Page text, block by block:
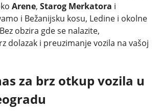
Arene, Starog Merkatora i
i Bežanijsku kosu, Ledine i okolne
obzira gde se nalazite,
dolazak i preuzimanje vozila na vašoj
za brz otkup vozila u